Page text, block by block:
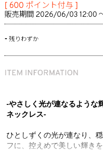
[ 600 ポイント付与 ]
販売期間 2026/06/03 12:00
- 残りわずか
-やさしく光が連なるような
ネックレス-
ひとしずくの光が連なり、
フに、控えめで美しい輝きを